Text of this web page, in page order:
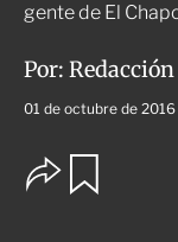
gente de El
Por:
01 de octubre de
O
p